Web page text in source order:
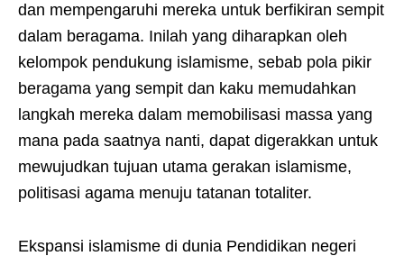
dan mempengaruhi mereka untuk berfikiran sempit
dalam beragama. Inilah yang diharapkan oleh
kelompok pendukung islamisme, sebab pola pikir
beragama yang sempit dan kaku memudahkan
langkah mereka dalam memobilisasi massa yang
mana pada saatnya nanti, dapat digerakkan untuk
mewujudkan tujuan utama gerakan islamisme,
politisasi agama menuju tatanan totaliter.
Ekspansi islamisme di dunia Pendidikan negeri